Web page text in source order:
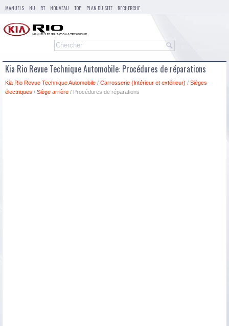
MANUELS NU RT NOUVEAU TOP PLAN DU SITE RECHERCHE
Kia Rio Revue Technique Automobile: Procédures de réparations
Kia Rio Revue Technique Automobile / Carrosserie (Intérieur et extérieur) / Sièges
électriques / Siège arrière / Procédures de réparations